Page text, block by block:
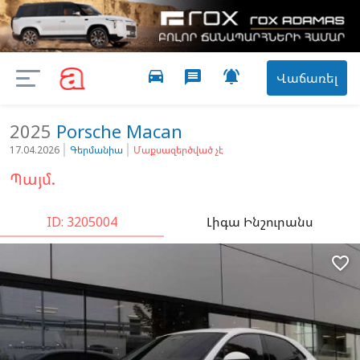
Վաճառել

message
directions_car
2025 Porsche Macan
17.04.2026 Գերմանիա Մաքսազերծված չէ
Պայմ.
ID: 3205004 Լիգա Ինշուրանս
favorite_border